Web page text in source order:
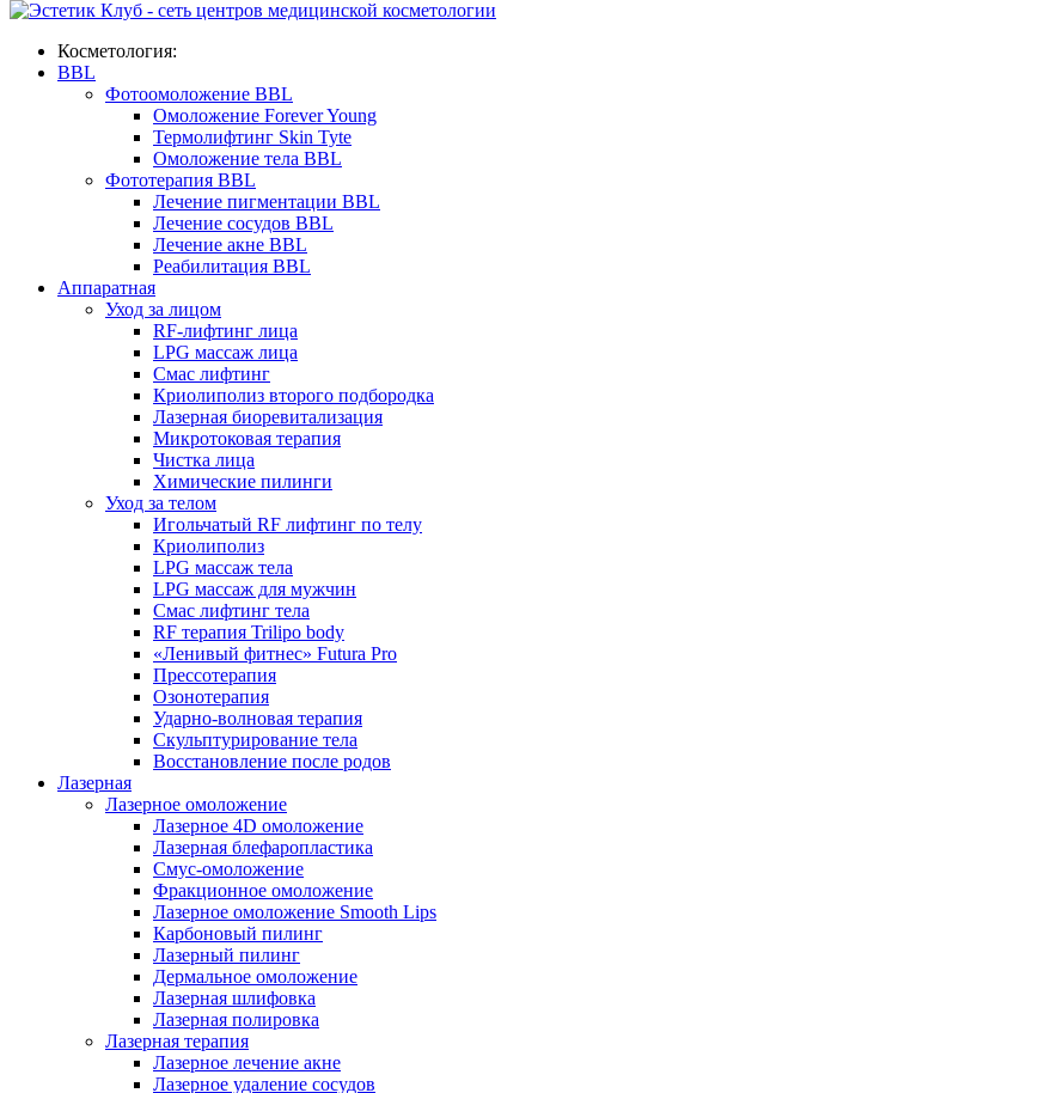
Косметология:
BBL
Фотоомоложение BBL
Омоложение Forever Young
Термолифтинг Skin Tyte
Омоложение тела BBL
Фототерапия BBL
Лечение пигментации BBL
Лечение сосудов BBL
Лечение акне BBL
Реабилитация BBL
Аппаратная
Уход за лицом
RF-лифтинг лица
LPG массаж лица
Смас лифтинг
Криолиполиз второго подбородка
Лазерная биоревитализация
Микротоковая терапия
Чистка лица
Химические пилинги
Уход за телом
Игольчатый RF лифтинг по телу
Криолиполиз
LPG массаж тела
LPG массаж для мужчин
Смас лифтинг тела
RF терапия Trilipo body
«Ленивый фитнес» Futura Pro
Прессотерапия
Озонотерапия
Ударно-волновая терапия
Скульптурирование тела
Восстановление после родов
Лазерная
Лазерное омоложение
Лазерное 4D омоложение
Лазерная блефаропластика
Смус-омоложение
Фракционное омоложение
Лазерное омоложение Smooth Lips
Карбоновый пилинг
Лазерный пилинг
Дермальное омоложение
Лазерная шлифовка
Лазерная полировка
Лазерная терапия
Лазерное лечение акне
Лазерное удаление сосудов